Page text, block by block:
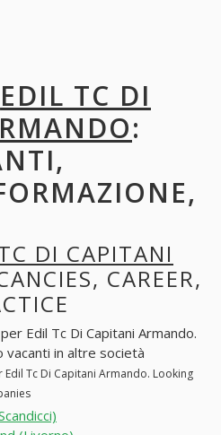
EDIL TC DI
:
DI CAPITANI
CAREER,
Edil Tc Di Capitani Armando.
vacanti in altre società
Tc Di Capitani Armando. Looking